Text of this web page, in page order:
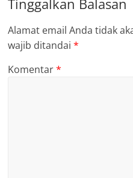
Alamat email Anda tidak
wajib ditandai*
Komentar*